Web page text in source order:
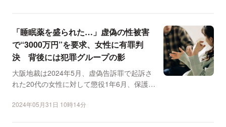
「睡眠薬を盛られた…」虚偽の性被害
で“3000万円”を要求、女性に有罪判
決 背後には犯罪グループの影
大阪地裁は2024年5月、虚偽告訴罪で起訴さ
れた20代の女性に対して懲役1年6月、保護観
2024年05月31日 10時14分